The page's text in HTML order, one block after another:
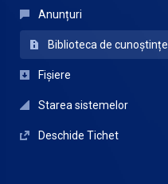
Anunțuri
Biblioteca de cunoștințe
Fișiere
Starea sistemelor
Deschide Tichet